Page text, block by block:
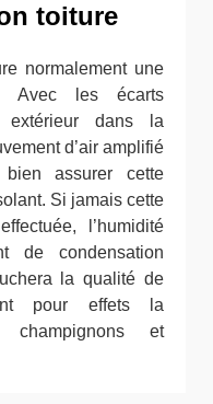
toiture
normalement une
Avec les écarts
extérieur dans la
d’air amplifié
assurer cette
Si jamais cette
l’humidité
de condensation
la qualité de
pour effets la
champignons et